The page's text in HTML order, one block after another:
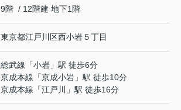
9階 / 12階建 地下1階
東京都江戸川区西小岩５丁目
総武線 「小岩 」駅 徒歩6分
京成本線 「京成小岩 」駅 徒歩10分
京成本線 「江戸川 」駅 徒歩16分